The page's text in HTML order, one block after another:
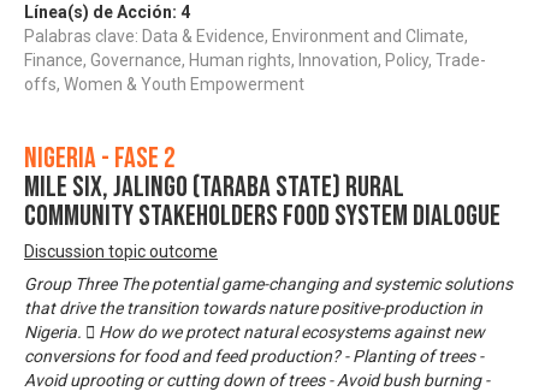
Línea(s) de Acción: 4
Palabras clave: Data & Evidence, Environment and Climate,
Finance, Governance, Human rights, Innovation, Policy, Trade-
offs, Women & Youth Empowerment
Nigeria - Fase 2
MILE SIX, JALINGO (TARABA STATE) RURAL
COMMUNITY STAKEHOLDERS FOOD SYSTEM DIALOGUE
Discussion topic outcome
Group Three The potential game-changing and systemic solutions
that drive the transition towards nature positive-production in
Nigeria.  How do we protect natural ecosystems against new
conversions for food and feed production? - Planting of trees -
Avoid uprooting or cutting down of trees - Avoid bush burning -